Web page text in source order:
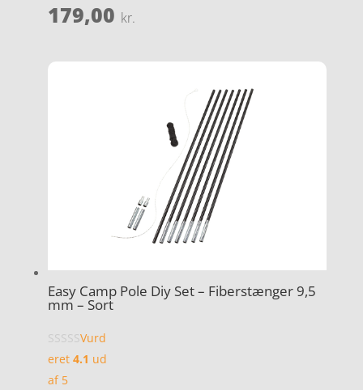
179,00 kr.
Easy Camp Pole Diy Set – Fiberstænger 9,5
mm – Sort
Vurd
eret 4.1 ud
af 5